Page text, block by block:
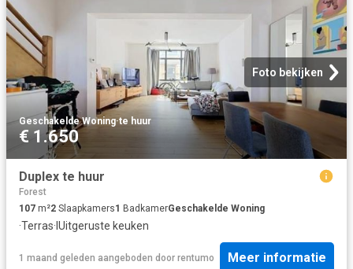
Foto bekijken
Geschakelde Woning·te huur
€ 1.650
Duplex te huur
Forest
107 m²2 Slaapkamers1 BadkamerGeschakelde Woning
·Terras· IUitgeruste keuken
1 maand geleden aangeboden door rentumo Meer informatie